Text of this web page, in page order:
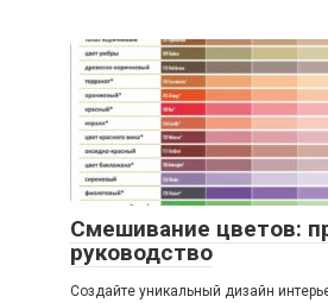
Смешивание цветов:
руководство
Создайте уникальный дизайн